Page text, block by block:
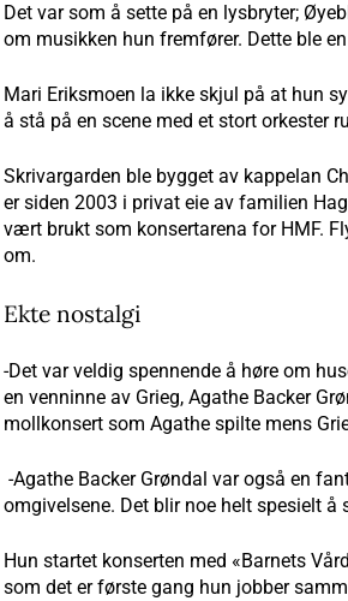
Det var som å sette på en lysbryter;
om musikken hun fremfører. Dette ble
Mari Eriksmoen la ikke skjul på at hun
å stå på en scene med et stort orkester
Skrivargarden ble bygget av kappelan
er siden 2003 i privat eie av familien
vært brukt som konsertarena for HMF.
om.
Ekte nostalgi
-Det var veldig spennende å høre om
en venninne av Grieg, Agathe Backer
mollkonsert som Agathe spilte mens
-Agathe Backer Grøndal var også en
omgivelsene. Det blir noe helt spesielt
Hun startet konserten med «Barnets
som det er første gang hun jobber